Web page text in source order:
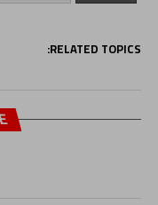
RELATED TOPICS: